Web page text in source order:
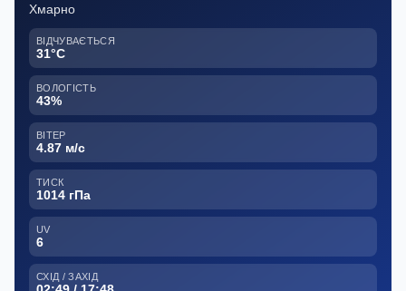
Хмарно
ВІДЧУВАЄТЬСЯ
31°C
ВОЛОГІСТЬ
43%
ВІТЕР
4.87 м/с
ТИСК
1014 гПа
UV
6
СХІД / ЗАХІД